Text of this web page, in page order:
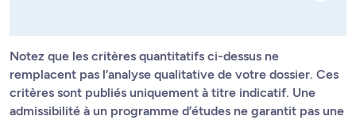
Notez que les critères quantitatifs ci-dessus ne
remplacent pas l’analyse qualitative de votre dossier. Ces
critères sont publiés uniquement à titre indicatif. Une
admissibilité à un programme d’études ne garantit pas une